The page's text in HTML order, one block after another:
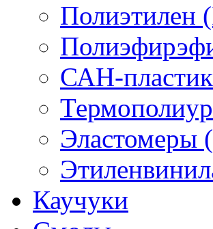
Полиэтилен
САН-
Эластомеры
Каучуки